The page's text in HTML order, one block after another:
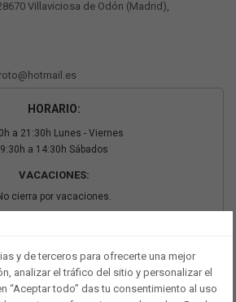
Villaviciosa de Odón (Madrid),
HORARIO:
a 21:30h Lunes - Viernes
9:30h a 14:30h Sábados
VACACIONES:
cierra por vacaciones.
y de terceros para ofrecerte una mejor
analizar el tráfico del sitio y personalizar el
“Aceptar todo” das tu consentimiento al uso